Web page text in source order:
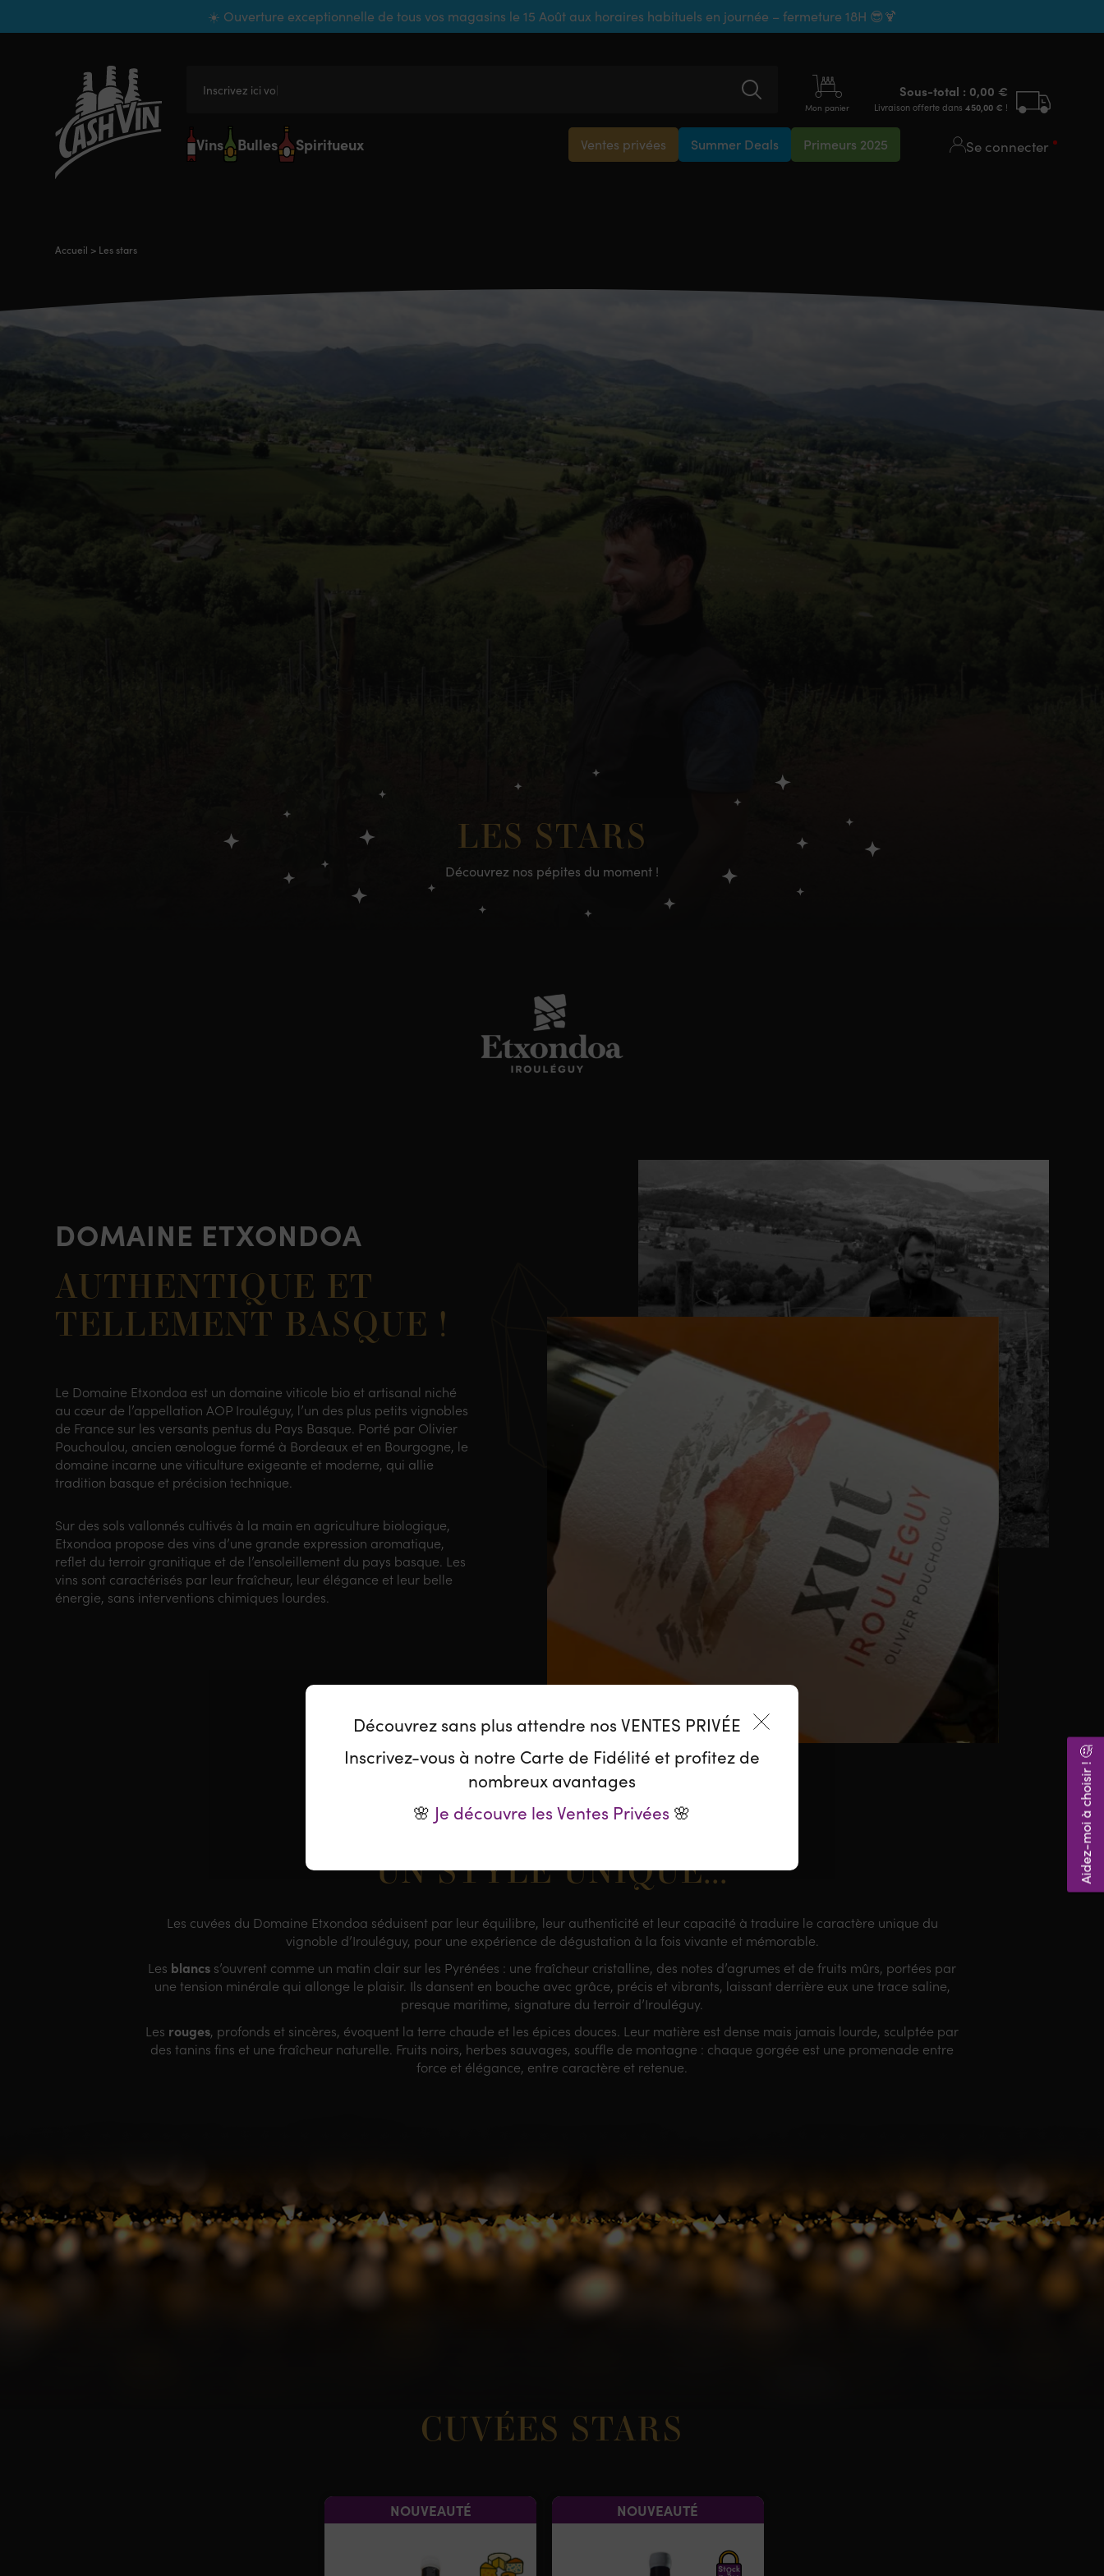
☀️ Ouverture exceptionnelle de tous vos magasins le 15 Août aux horaires habituels en journée – fermeture 18H 😎🍹
Inscrivez ici votre reche
Mon panier
Sous-total : 0,00 €
Livraison offerte dans 450,00 € !
Vins Bulles Spiritueux Ventes privées Summer Deals Primeurs 2025 Se connecter
Accueil > Les stars
LES STARS
Découvrez nos pépites du moment !
DOMAINE ETXONDOA
AUTHENTIQUE ET
TELLEMENT BASQUE !
Le Domaine Etxondoa est un domaine viticole bio et artisanal niché
au cœur de l’appellation AOP Irouléguy, l’un des plus petits vignobles
de France sur les versants pentus du Pays Basque. Porté par Olivier
Pouchoulou, ancien œnologue formé à Bordeaux et en Bourgogne, le
domaine incarne une viticulture exigeante et moderne, qui allie
tradition basque et précision technique.
Sur des sols vallonnés cultivés à la main en agriculture biologique,
Etxondoa propose des vins d’une grande expression aromatique,
reflet du terroir granitique et de l’ensoleillement du pays basque. Les
vins sont caractérisés par leur fraîcheur, leur élégance et leur belle
énergie, sans interventions chimiques lourdes.
UN STYLE UNIQUE...
Les cuvées du Domaine Etxondoa séduisent par leur équilibre, leur authenticité et leur capacité à traduire le caractère unique du
vignoble d’Irouléguy, pour une expérience de dégustation à la fois vivante et mémorable.
Les blancs s’ouvrent comme un matin clair sur les Pyrénées : une fraîcheur cristalline, des notes d’agrumes et de fruits mûrs, portées par
une tension minérale qui allonge le plaisir. Ils dansent en bouche avec grâce, précis et vibrants, laissant derrière eux une trace saline,
presque maritime, signature du terroir d’Irouléguy.
Les rouges, profonds et sincères, évoquent la terre chaude et les épices douces. Leur matière est dense mais jamais lourde, sculptée par
des tanins fins et une fraîcheur naturelle. Fruits noirs, herbes sauvages, souffle de montagne : chaque gorgée est une promenade entre
force et élégance, entre caractère et retenue.
CUVÉES STARS
NOUVEAUTÉ NOUVEAUTÉ
Aidez-moi à choisir ! 🤔
Découvrez sans plus attendre nos VENTES PRIVÉES
Inscrivez-vous à notre Carte de Fidélité et profitez de
nombreux avantages
🌸 Je découvre les Ventes Privées 🌸